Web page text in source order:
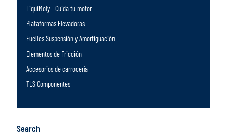
LiquiMoly - Cuida tu motor
Plataformas Elevadoras
Fuelles Suspensión y Amortiguación
Elementos de Fricción
Accesorios de carrocería
TLS Componentes
Search